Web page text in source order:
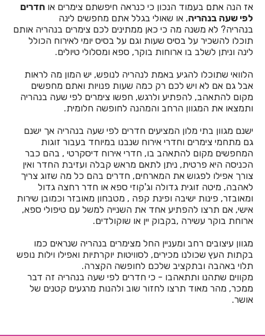
חדרים לפי שעה במושב פתחיה
חדרים לפי שעה במושב רחוב
חדרים לפי שעה במזכרת בתיה
חדרים לפי שעה במטולה
חדרים לפי שעה במיתר
חדרים לפי שעה במנות
חדרים לפי שעה במנחמיה
חדרים לפי שעה במסד
חדרים לפי שעה במסילת ציון
חדרים לפי שעה במסלול
חדרים לפי שעה במעונה
חדרים לפי שעה במעיליא
חדרים לפי שעה במעלה אדומים
אז הנה אתם בעמוד הנכון כי כנראה חיפשתם צימרים או חדרים
לפי שעה בנהריה, או שאולי בגלל אתם מחפשים לינה
בנהריה? לא משנה מה כי כאן ממתינים לכם צימרים בנהריה אותם
תוכלו להשכיר על בסיס שעות וגם על בסיס יומי לאירוח הכולל
לינה וניתן לשלב בו ארוחות בוקר, ספא ומסלולי טיולים.
הלוואי שתוכלו להגיע באמת לנהריה לנופש, יש המון מה לראות
אבל גם אם לא ויש לכם רק כמה שעות פנויות ואתם מחפשים
מקום להתאהב, להפתיע ולרגש, חפשו צימרים לפי שעה בנהריה
ותמצאו את המגוון הרחב והמהנה לחופשה חלומית.
ישנם מגוון בתי מלון המציעים חדרים לפי שעה בנהריה אך ישנם
גם מתחמי צימרים וחדרי אירוח שנבנו במיוחד בעבור זוגות
המחפשים מקום להתאהב בו, חדרי אירוח דיסקרטי , בהם כבר
הכניסה היא פרטית, ניתן לתאם מראש קבלה ועזיבת החדר ואין
צורך אפילו לפגוש את המארחים, חדרים בהם כל מה שזוג צריך
לאהבה, מיטה זוגית גדולה וג'קוזי ספא או חדר רחצה גדול
ומאובזר, פינות ישיבה ופינת קפה , מטבחון מאובזר וכמובן שירות
אישי, אם תרצו להפתיע אחד את השנייה למשל עם טיפולי ספא,
ארוחת בוקר עשירה ,בקבוק יין או שוקולדים.
מגוון עיצובים רחב ומעניין החל מצימרים בנהריה שנראים כמו
בקתות העץ שכולנו מכירים, לסוויטות יוקרתיות ואפילו וילות נופש
תלוי באהבה ובתקציב שלכם לחופשה הקצרה.
מקווים שתהנו ותתאהבו - כי חדרים לפי שעה בנהריה זה דבר
ממכר, מהר מאוד תרצו לחזור שוב ולהנות מרגעים קטנים של
אושר.